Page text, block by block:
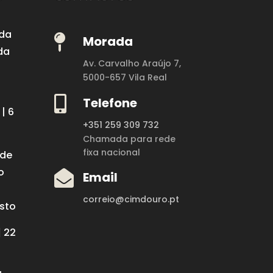
6
22
 Morada
Av. Carvalho Araújo 7,
5000-657 Vila Real
 Telefone
+351 259 309 732
Chamada para rede
fixa nacional
 Email
correio@cimdouro.pt